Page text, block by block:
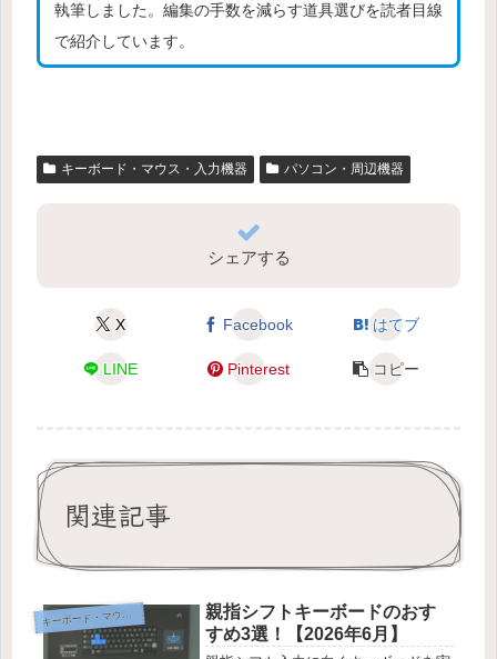
執筆しました。編集の手数を減らす道具選びを読者目線
で紹介しています。
キーボード・マウス・入力機器 パソコン・周辺機器
シェアする
X Facebook はてブ
LINE Pinterest コピー
関連記事
キーボード・マウス・入力機器
親指シフトキーボードのおす
すめ3選！【2026年6月】